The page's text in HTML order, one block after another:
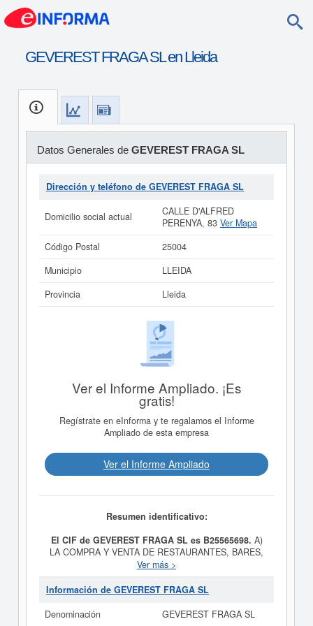
GEVEREST FRAGA SL en Lleida
Datos Generales de GEVEREST FRAGA SL
Dirección y teléfono de GEVEREST FRAGA SL
Domicilio social actual
CALLE D'ALFRED
PERENYA, 83 Ver Mapa
Código Postal
25004
Municipio
LLEIDA
Provincia
Lleida
Ver el Informe Ampliado. ¡Es
gratis!
Regístrate en eInforma y te regalamos el Informe
Ampliado de esta empresa
Ver el Informe Ampliado
Resumen identificativo:
El CIF de GEVEREST FRAGA SL es B25565698. A)
LA COMPRA Y VENTA DE RESTAURANTES, BARES,
CAFETERIAS, CAFES, SALONES DE TE, TABERNAS,
CHOCOLATERIAS, HELADERIAS, HORCHATERIAS Y
CUALQUIER OTRO LOCAL RELACIONADO CON LA
GESTI es el propósito final de la empresaGEVEREST
Ver más >
Información de GEVEREST FRAGA SL
Denominación
GEVEREST FRAGA SL